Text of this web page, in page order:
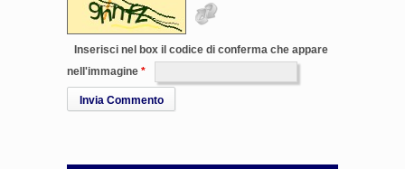
Inserisci nel box il codice di conferma che appare
nell'immagine
Invia Commento